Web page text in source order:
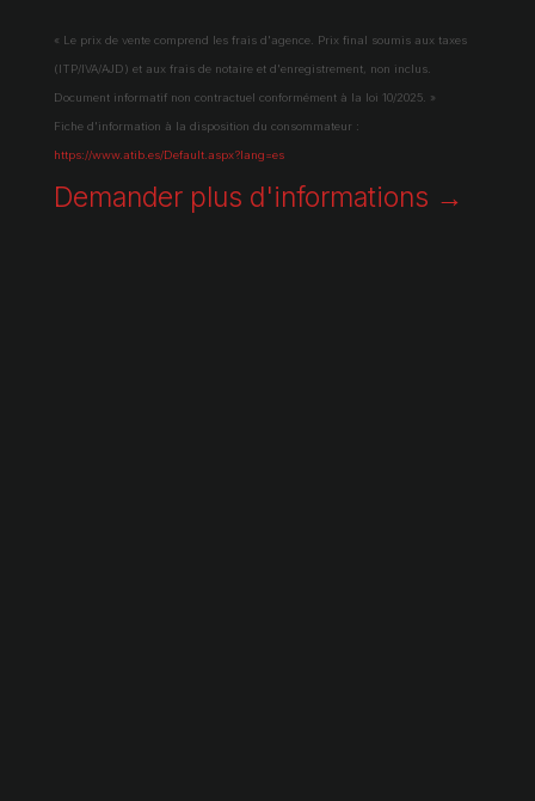
« Le prix de vente comprend les frais d'agence. Prix final soumis aux taxes
(ITP/IVA/AJD) et aux frais de notaire et d'enregistrement, non inclus.
Document informatif non contractuel conformément à la loi 10/2025. »
Fiche d'information à la disposition du consommateur :
https://www.atib.es/Default.aspx?lang=es
Demander plus d'informations →